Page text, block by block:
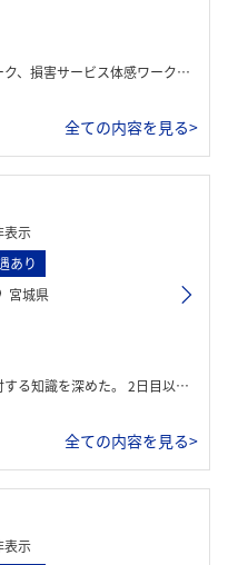
企画ワーク 3日目：商品企画ワークの発表とFB、内定者座談会
全ての内容を見る>
表示
あり
宮城県
組み、最終日に発表を行った。最後に社員、内定者の方との座談会も行った。
全ての内容を見る>
表示